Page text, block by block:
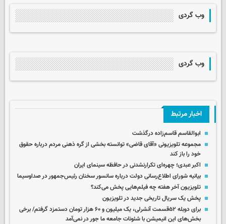
وب گردی
وب گردی
اخبار مرتبط
ابوالقاسم قاسم‌زاده درگذشت
مجموعه تلویزیونی «آقای قاضی» توانسته بخشی از گره ذهنی مردم درباره حقوق
خود را باز کند
اکبر عبدی؛ چهره‌ای تکرارنشدنی در حافظه سینمای ایران
بیانیه شورای اطلاع‌رسانی دولت درباره سانسور سخنان رئیس‌جمهور در صداوسیما
تلویزیون آخر هفته چه فیلم‌هایی پخش می‌کند؟
پخش یک سریال تاریخی جدید در تلویزیون
برای دوبله ۵۲قسمت آنشرلی، یک میلیون و ۶۰ هزار تومان دستمزد گرفتم/ برخی
بخش‌های این انیمیشن با شئونات جامعه ما جور در نمی‌آمد